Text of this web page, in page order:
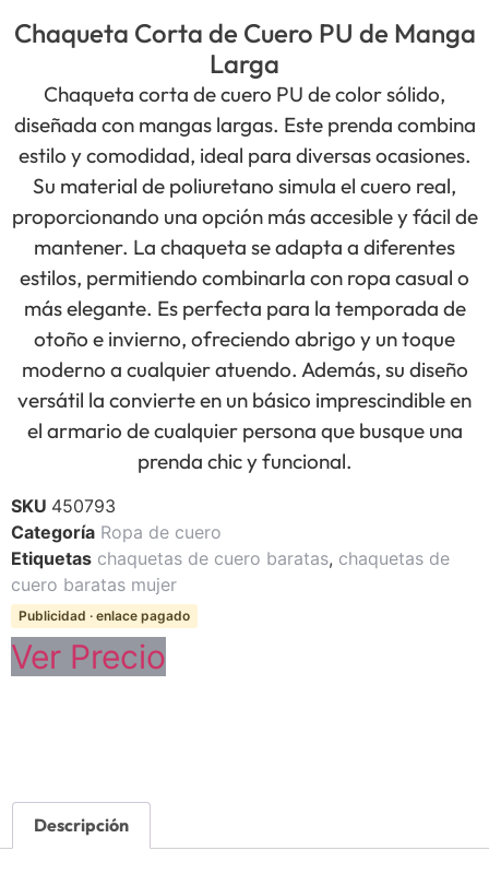
Chaqueta Corta de Cuero PU de Manga
Larga
Chaqueta corta de cuero PU de color sólido,
diseñada con mangas largas. Este prenda combina
estilo y comodidad, ideal para diversas ocasiones.
Su material de poliuretano simula el cuero real,
proporcionando una opción más accesible y fácil de
mantener. La chaqueta se adapta a diferentes
estilos, permitiendo combinarla con ropa casual o
más elegante. Es perfecta para la temporada de
otoño e invierno, ofreciendo abrigo y un toque
moderno a cualquier atuendo. Además, su diseño
versátil la convierte en un básico imprescindible en
el armario de cualquier persona que busque una
prenda chic y funcional.
SKU 450793
Categoría Ropa de cuero
Etiquetas chaquetas de cuero baratas, chaquetas de
cuero baratas mujer
Publicidad · enlace pagado
Ver Precio
Descripción